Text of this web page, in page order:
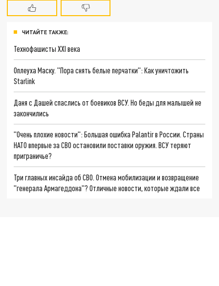
ЧИТАЙТЕ ТАКЖЕ:
Технофашисты XXI века
Оплеуха Маску. "Пора снять белые перчатки": Как уничтожить
Starlink
Даня с Дашей спаслись от боевиков ВСУ. Но беды для малышей не
закончились
"Очень плохие новости": Большая ошибка Palantir в России. Страны
НАТО впервые за СВО остановили поставки оружия. ВСУ теряют
приграничье?
Три главных инсайда об СВО. Отмена мобилизации и возвращение
"генерала Армагеддона"? Отличные новости, которые ждали все